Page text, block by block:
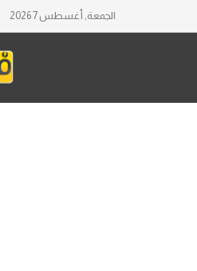
الجمعة, أغسطس 7 2026